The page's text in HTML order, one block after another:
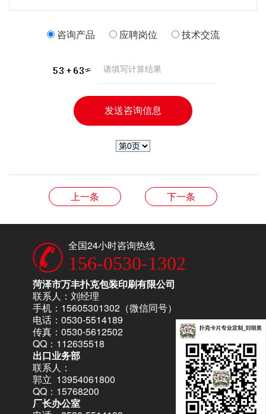
咨询产品 应聘岗位 技术交流
上一条 下一条
全国24小时咨询热线
156-0530-1302
菏泽市万丰扑克包装印刷有限公司
联系人：刘经理
手机：15605301302（微信同号）
电话：0530-5514189
传真：0530-5612502
QQ：112635518
出口业务部
联系人：
郭立 13954061800
QQ：15768200
厂长办公室